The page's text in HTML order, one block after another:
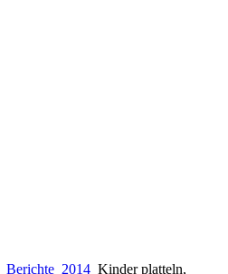
Berichte 2014 Kinder platteln,